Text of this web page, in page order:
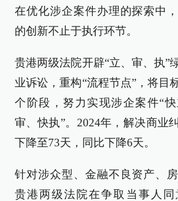
在优化涉企案件办理的探索中
的创新不止于执行环节。
贵港两级法院开辟“立、审、执”
业诉讼，重构“流程节点”，将目
个阶段，努力实现涉企案件“
审、快执”。2024年，解决商业
下降至73天，同比下降6天。
针对涉众型、金融不良资产、
贵港两级法院在争取当事人